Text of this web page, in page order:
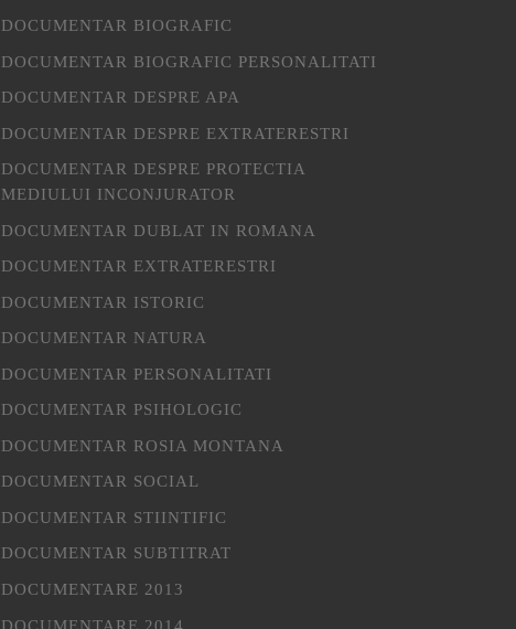
DOCUMENTAR BIOGRAFIC
DOCUMENTAR BIOGRAFIC PERSONALITATI
DOCUMENTAR DESPRE APA
DOCUMENTAR DESPRE EXTRATERESTRI
DOCUMENTAR DESPRE PROTECTIA
MEDIULUI INCONJURATOR
DOCUMENTAR DUBLAT IN ROMANA
DOCUMENTAR EXTRATERESTRI
DOCUMENTAR ISTORIC
DOCUMENTAR NATURA
DOCUMENTAR PERSONALITATI
DOCUMENTAR PSIHOLOGIC
DOCUMENTAR ROSIA MONTANA
DOCUMENTAR SOCIAL
DOCUMENTAR STIINTIFIC
DOCUMENTAR SUBTITRAT
DOCUMENTARE 2013
DOCUMENTARE 2014